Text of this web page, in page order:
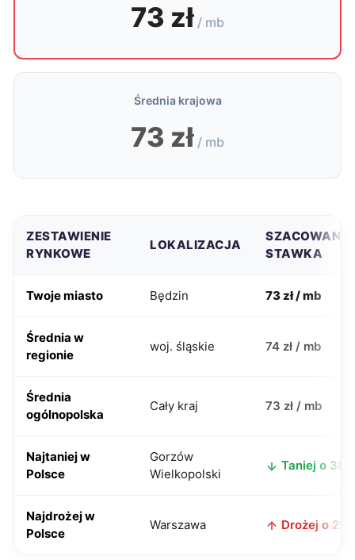
73 zł / mb
Średnia krajowa
73 zł / mb
ZESTAWIENIE
RYNKOWE
LOKALIZACJA
SZACOWANA
STAWKA
Twoje miasto Będzin 73 zł / mb
Średnia w
regionie
woj. śląskie 74 zł / mb
Średnia
ogólnopolska
Cały kraj 73 zł / mb
Najtaniej w
Polsce
Gorzów
Wielkopolski
Taniej o 38
Najdrożej w
Polsce
Warszawa Drożej o 22